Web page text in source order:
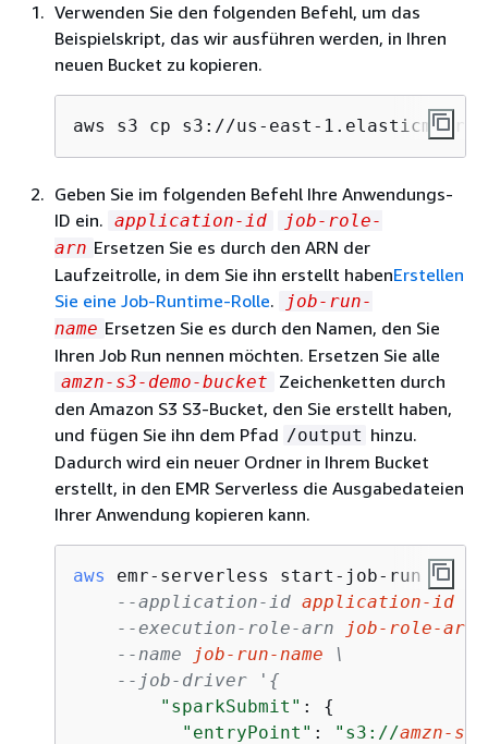
Verwenden Sie den folgenden Befehl, um das
Beispielskript, das wir ausführen werden, in Ihren
neuen Bucket zu kopieren.
aws s3 cp s3://us-east-
Geben Sie im folgenden Befehl Ihre Anwendungs-
ID ein. application-id
job-role-
arn Ersetzen Sie es durch den ARN der
Laufzeitrolle, in dem Sie ihn erstellt habenErstellen
Sie eine Job-Runtime-Rolle.
job-run-
name Ersetzen Sie es durch den Namen, den Sie
Ihren Job Run nennen möchten. Ersetzen Sie alle
amzn-s3-demo-bucket
Zeichenketten durch
den Amazon S3 S3-Bucket, den Sie erstellt haben,
und fügen Sie ihn dem Pfad /output hinzu.
Dadurch wird ein neuer Ordner in Ihrem Bucket
erstellt, in den EMR Serverless die Ausgabedateien
Ihrer Anwendung kopieren kann.
aws
emr-serverless start-job-run \
--application-id application-id
--execution-role-arn
job-role-arn
--name
job-run-name \
--job-driver ' {
"sparkSubmit" : {
"entryPoint" : "s3://amzn-